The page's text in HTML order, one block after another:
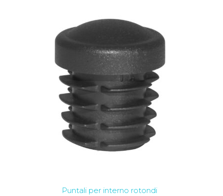
Puntali per interno rotondi